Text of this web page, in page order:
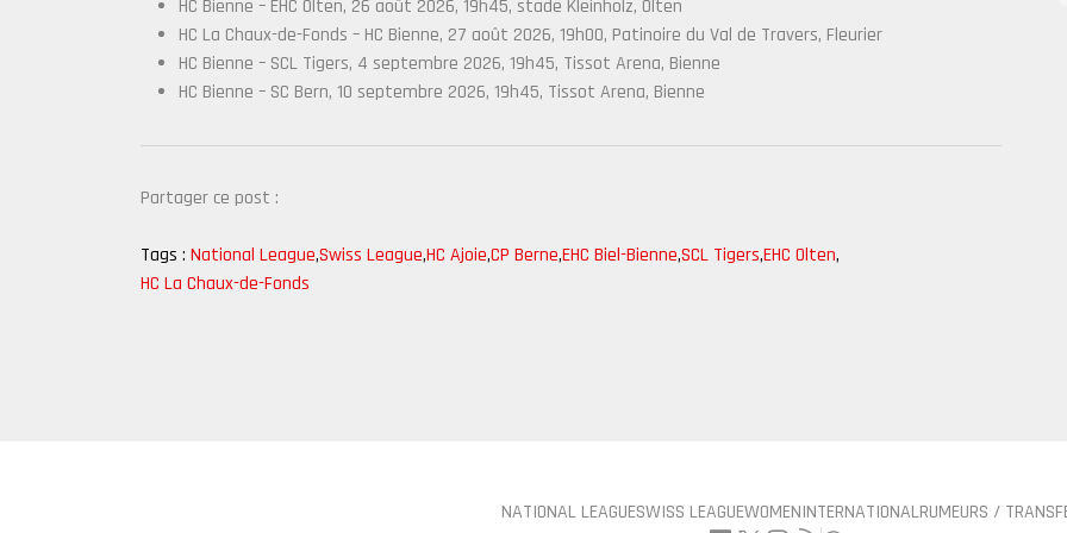
HC Bienne – EHC Olten, 26 août 2026, 19h45, stade Kleinholz, Olten
HC La Chaux-de-Fonds – HC Bienne, 27 août 2026, 19h00, Patinoire du Val de Travers, Fleurier
HC Bienne – SCL Tigers, 4 septembre 2026, 19h45, Tissot Arena, Bienne
HC Bienne – SC Bern, 10 septembre 2026, 19h45, Tissot Arena, Bienne
Partager ce post :
Tags : National League,Swiss League,HC Ajoie,CP Berne,EHC Biel-Bienne,SCL Tigers,EHC Olten,
HC La Chaux-de-Fonds
NATIONAL LEAGUESWISS LEAGUEWOMENINTERNATIONALRUMEURS /